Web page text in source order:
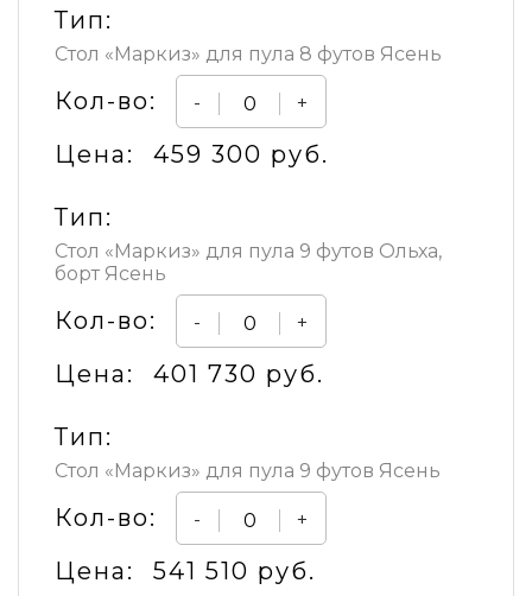
Тип:
Стол «Маркиз» для пула 8 футов Ясень
Кол-во: - +
Цена: 459 300 руб.
Тип:
Стол «Маркиз» для пула 9 футов Ольха,
борт Ясень
Кол-во: - +
Цена: 401 730 руб.
Тип:
Стол «Маркиз» для пула 9 футов Ясень
Кол-во: - +
Цена: 541 510 руб.